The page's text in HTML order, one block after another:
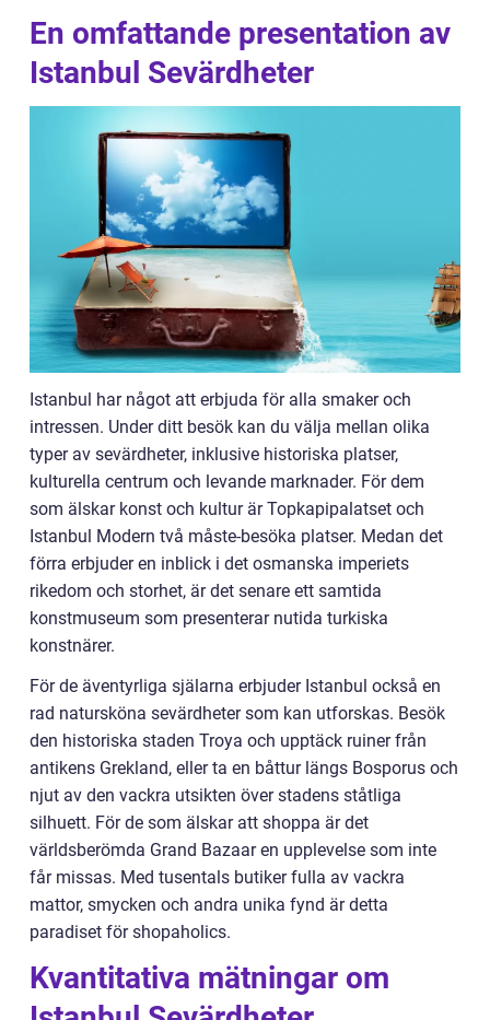
En omfattande presentation av
Istanbul Sevärdheter
Istanbul har något att erbjuda för alla smaker och
intressen. Under ditt besök kan du välja mellan olika
typer av sevärdheter, inklusive historiska platser,
kulturella centrum och levande marknader. För dem
som älskar konst och kultur är Topkapipalatset och
Istanbul Modern två måste-besöka platser. Medan det
förra erbjuder en inblick i det osmanska imperiets
rikedom och storhet, är det senare ett samtida
konstmuseum som presenterar nutida turkiska
konstnärer.
För de äventyrliga själarna erbjuder Istanbul också en
rad natursköna sevärdheter som kan utforskas. Besök
den historiska staden Troya och upptäck ruiner från
antikens Grekland, eller ta en båttur längs Bosporus och
njut av den vackra utsikten över stadens ståtliga
silhuett. För de som älskar att shoppa är det
världsberömda Grand Bazaar en upplevelse som inte
får missas. Med tusentals butiker fulla av vackra
mattor, smycken och andra unika fynd är detta
paradiset för shopaholics.
Kvantitativa mätningar om